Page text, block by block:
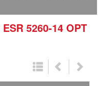
ESR 5260-14 OPT